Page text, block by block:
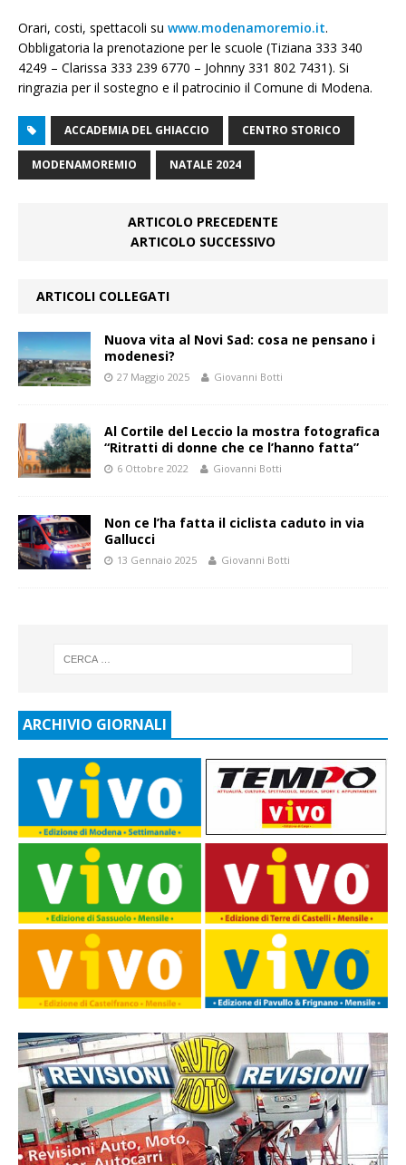
Orari, costi, spettacoli su www.modenamoremio.it.
Obbligatoria la prenotazione per le scuole (Tiziana 333 340
4249 – Clarissa 333 239 6770 – Johnny 331 802 7431). Si
ringrazia per il sostegno e il patrocinio il Comune di Modena.
ACCADEMIA DEL GHIACCIO CENTRO STORICO
MODENAMOREMIO NATALE 2024
ARTICOLO PRECEDENTE
ARTICOLO SUCCESSIVO
ARTICOLI COLLEGATI
Nuova vita al Novi Sad: cosa ne pensano i
modenesi?
27 Maggio 2025 Giovanni Botti
Al Cortile del Leccio la mostra fotografica
“Ritratti di donne che ce l’hanno fatta”
6 Ottobre 2022 Giovanni Botti
Non ce l’ha fatta il ciclista caduto in via
Gallucci
13 Gennaio 2025 Giovanni Botti
ARCHIVIO GIORNALI